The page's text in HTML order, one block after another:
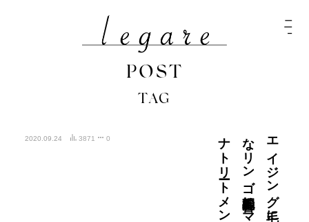
POST
TAG
2020.09.24 3871 0 エ
イ
ジ
ン
グ
毛に
も
最適
な
リ
ン
ゴ
幹細胞配合の
マ
デ
ナ
ト
リ
ート
メ
ン
ト